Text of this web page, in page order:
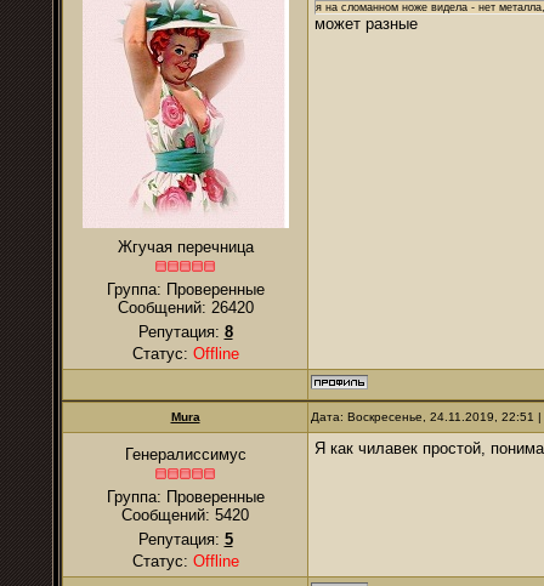
Жгучая перечница
Группа: Проверенные
Сообщений: 26420
Репутация: 8
Статус: Offline
я на сломанном ноже видела - нет
может разные
Mura Дата: Воскресенье, 24.11.2019,
Генералиссимус
Группа: Проверенные
Сообщений: 5420
Репутация: 5
Статус: Offline
Я как чилавек простой,